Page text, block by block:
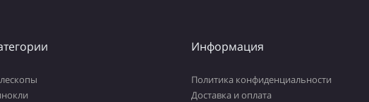
Информация
Политика конфиденциальности
Доставка и оплата